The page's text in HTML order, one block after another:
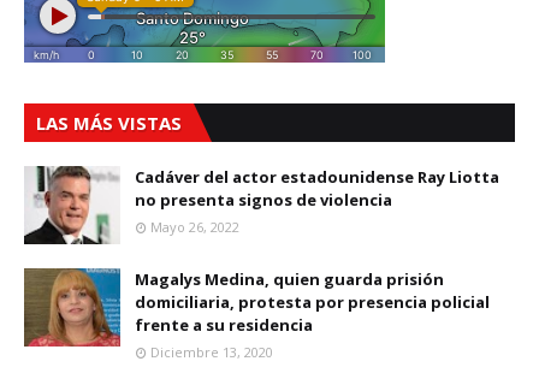
LAS MÁS VISTAS
Cadáver del actor estadounidense Ray Liotta
no presenta signos de violencia
Mayo 26, 2022
Magalys Medina, quien guarda prisión
domiciliaria, protesta por presencia policial
frente a su residencia
Diciembre 13, 2020